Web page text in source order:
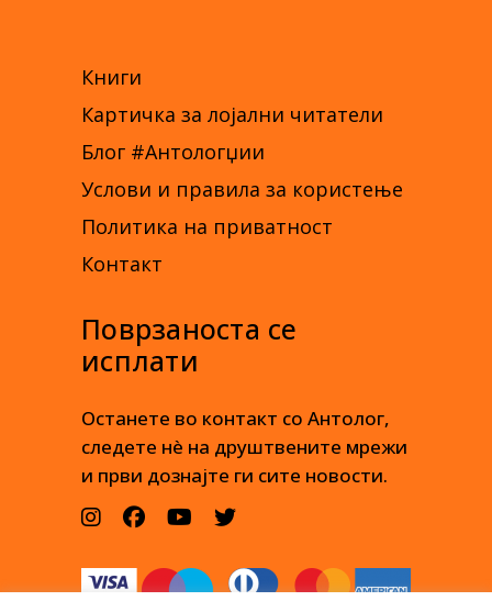
Книги
Картичка за лојални читатели
Блог #Антологџии
Услови и правила за користење
Политика на приватност
Контакт
Поврзаноста се
исплати
Останете во контакт со Антолог,
следете нè на друштвените мрежи
и први дознајте ги сите новости.